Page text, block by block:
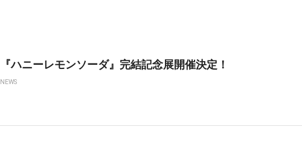
『ハニーレモンソーダ』完結記念展開催決定！
NEWS